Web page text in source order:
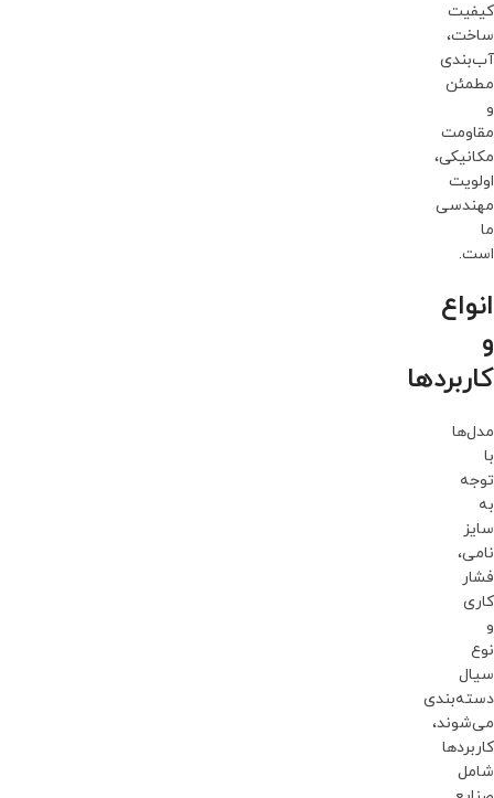
کیفیت
ساخت،
آب‌بندی
مطمئن
و
مقاومت
مکانیکی،
اولویت
مهندسی
ما
است.
انواع
و
کاربردها
مدل‌ها
با
توجه
به
سایز
نامی،
فشار
کاری
و
نوع
سیال
دسته‌بندی
می‌شوند،
کاربردها
شامل